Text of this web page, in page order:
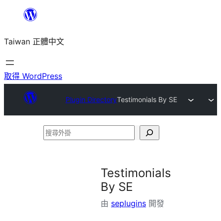
主
要
內
Taiwan 正體中文
取得 WordPress
Plugin DirectoryTestimonials By SE
搜
Testimonials
By SE
由 seplugins 開發